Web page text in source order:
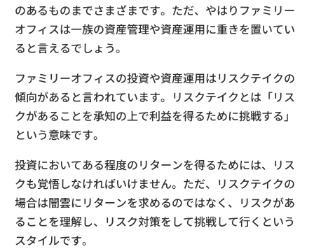
のあるものまでさまざまです。ただ、やはりファミリー
オフィスは一族の資産管理や資産運用に重きを置いてい
ると言えるでしょう。
ファミリーオフィスの投資や資産運用はリスクテイクの
傾向があると言われています。リスクテイクとは「リス
クがあることを承知の上で利益を得るために挑戦する」
という意味です。
投資においてある程度のリターンを得るためには、リス
クも覚悟しなければいけません。ただ、リスクテイクの
場合は闇雲にリターンを求めるのではなく、リスクがあ
ることを理解し、リスク対策をして挑戦して行くという
スタイルです。